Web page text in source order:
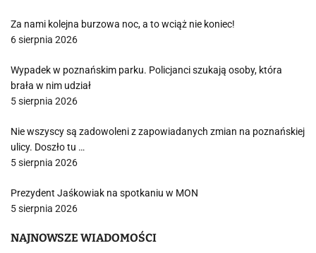
Za nami kolejna burzowa noc, a to wciąż nie koniec!
6 sierpnia 2026
Wypadek w poznańskim parku. Policjanci szukają osoby, która
brała w nim udział
5 sierpnia 2026
Nie wszyscy są zadowoleni z zapowiadanych zmian na poznańskiej
ulicy. Doszło tu …
5 sierpnia 2026
Prezydent Jaśkowiak na spotkaniu w MON
5 sierpnia 2026
NAJNOWSZE WIADOMOŚCI